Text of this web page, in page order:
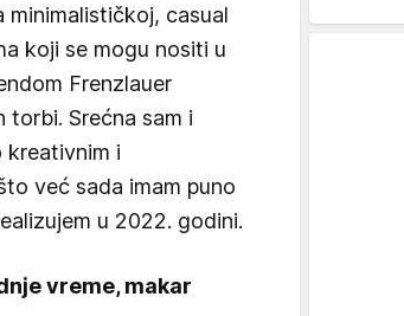
minimalističkoj, casual
koji se mogu nositi u
Frenzlauer
torbi. Srećna sam i
kreativnim i
već sada imam puno
u 2022. godini.
vreme, makar